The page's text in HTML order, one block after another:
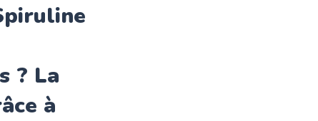
? La
à